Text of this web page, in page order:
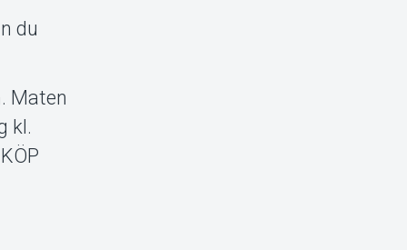
du
Maten
kl.